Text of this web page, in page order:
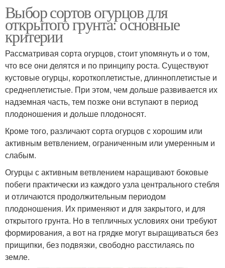
Выбор сортов огурцов для
открытого грунта: основные
критерии
Рассматривая сорта огурцов, стоит упомянуть и о том,
что все они делятся и по принципу роста. Существуют
кустовые огурцы, короткоплетистые, длинноплетистые и
среднеплетистые. При этом, чем дольше развивается их
надземная часть, тем позже они вступают в период
плодоношения и дольше плодоносят.
Кроме того, различают сорта огурцов с хорошим или
активным ветвлением, ограниченным или умеренным и
слабым.
Огурцы с активным ветвлением наращивают боковые
побеги практически из каждого узла центрального стебля
и отличаются продолжительным периодом
плодоношения. Их применяют и для закрытого, и для
открытого грунта. Но в тепличных условиях они требуют
формирования, а вот на грядке могут выращиваться без
прищипки, без подвязки, свободно расстилаясь по
земле.